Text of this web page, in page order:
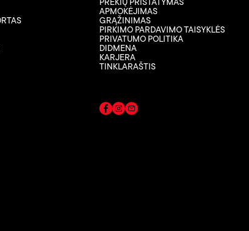
APMOKĖJIMAS
GRĄŽINIMAS
PIRKIMO PARDAVIMO TAISYKLĖS
PRIVATUMO POLITIKA
DIDMENA
KARJERA
TINKLARAŠTIS